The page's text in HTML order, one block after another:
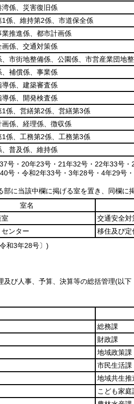
湾係、災害復旧係
1係、維持第2係、市道保全係
業推進係、都市計画係
画係、交通対策係
、市街地整備係、公園係、市営産業団地
、補償係、事業係
導係、建築審査係
導係、開発検査係
1係、営繕第2係、営繕第3係
画係、経理係、徴収係
1係、工務第2係、工務第3係
、普及係、維持係
号・20年23号・21年32号・22年33号
号・令和2年33号・3年28号・4年29号
部に当該中欄に掲げる室を置き、同欄に
室名
交通安全対
ンター
移住及び定
和3年28号〕)
び人事、予算、決算等の総括管理(以下
総務課
財政課
地域政策課
市民生活課
地域共生推
こども家庭